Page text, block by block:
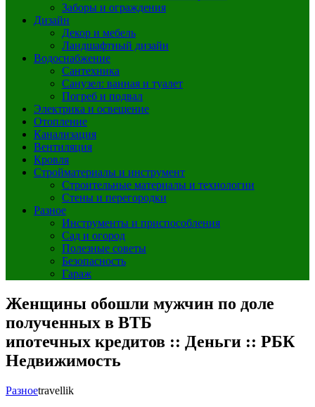
Заборы и ограждения
Дизайн
Декор и мебель
Ландшафтный дизайн
Водоснабжение
Сантехника
Санузел: ванная и туалет
Погреб и подвал
Электрика и освещение
Отопление
Канализация
Вентиляция
Кровля
Стройматериалы и инструмент
Строительные материалы и технологии
Стены и перегородки
Разное
Инструменты и приспособления
Сад и огород
Полезные советы
Безопасность
Гараж
Женщины обошли мужчин по доле
полученных в ВТБ
ипотечных кредитов :: Деньги :: РБК
Недвижимость
Разноеtravellik